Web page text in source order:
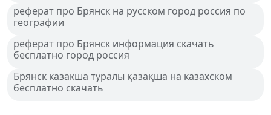
реферат про Брянск на русском город россия по
географии
реферат про Брянск информация скачать
бесплатно город россия
Брянск казакша туралы қазақша на казахском
бесплатно скачать